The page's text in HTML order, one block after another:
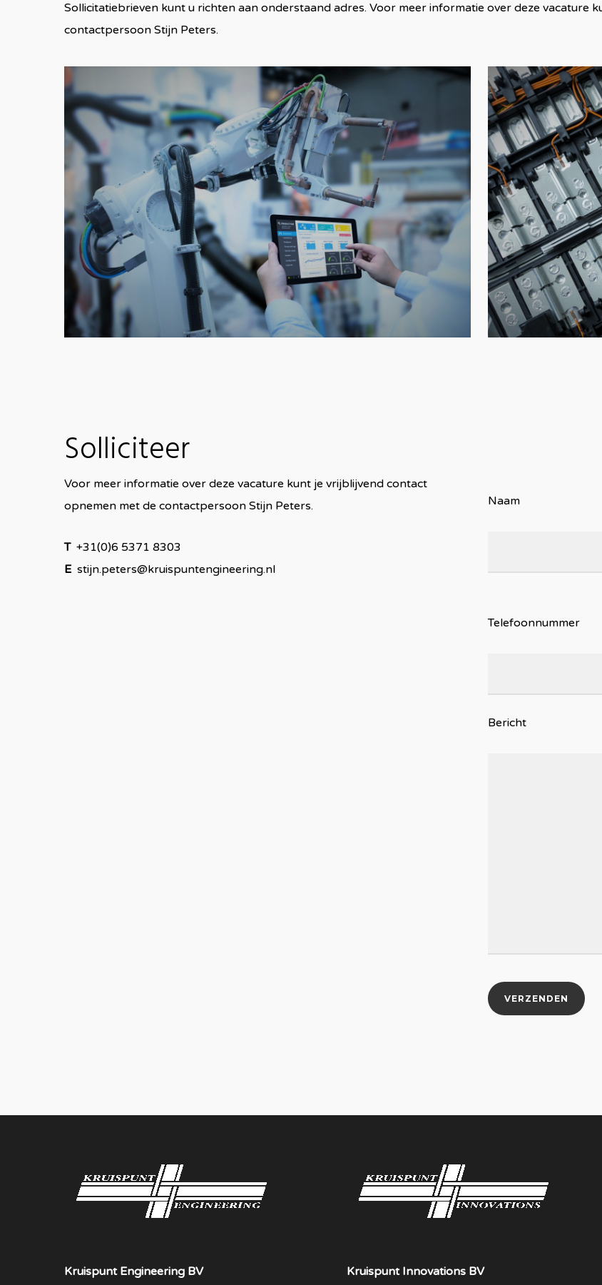
Sollicitatiebrieven kunt u richten aan onderstaand adres. Voor meer informatie over deze vacature
contactpersoon Stijn Peters.
Solliciteer
Voor meer informatie over deze vacature kunt je vrijblijvend contact
opnemen met de contactpersoon Stijn Peters.
T+31(0)6 5371 8303
Estijn.peters@kruispuntengineering.nl
Naam
Telefoonnummer
Bericht
Kruispunt Engineering BV Kruispunt Innovations BV